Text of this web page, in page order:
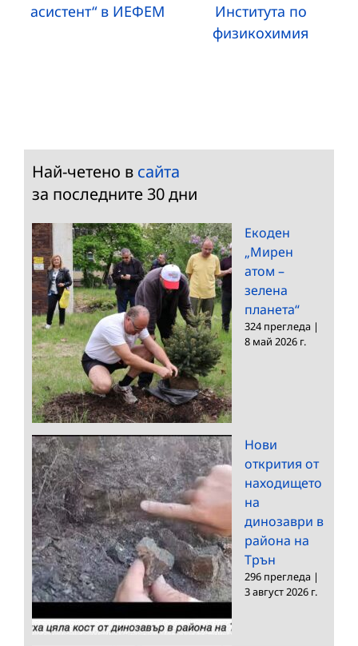
асистент“ в ИЕФЕМ
Института по
физикохимия
Най-четено в сайта
за последните 30 дни
Екоден
„Мирен
атом –
зелена
планета“
324 прегледа |
8 май 2026 г.
Нови
открития от
находището
на
динозаври в
района на
Трън
296 прегледа |
3 август 2026 г.